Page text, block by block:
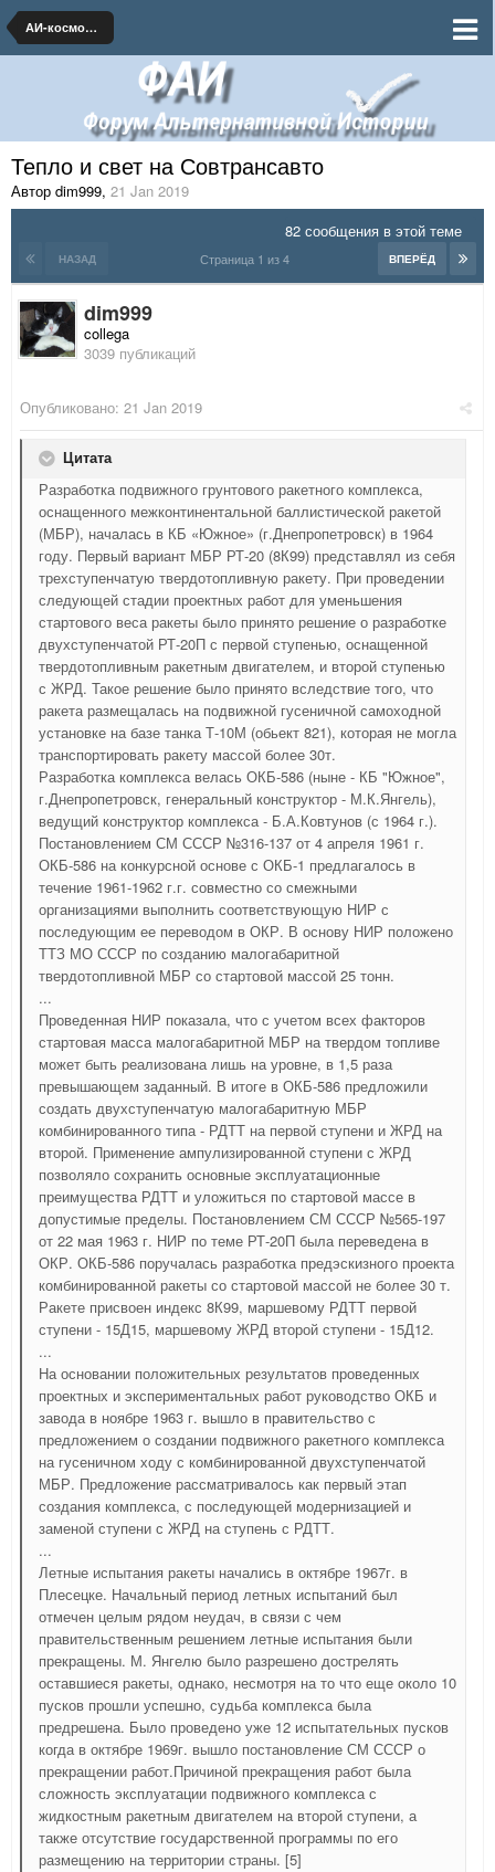
АИ-космонавтика и ракетная техника
Тепло и свет на Совтрансавто
Автор dim999, 21 Jan 2019
82 сообщения в этой теме
НАЗАД ВПЕРЁД
Страница 1 из 4
dim999
collega
3039 публикаций
Опубликовано: 21 Jan 2019
Цитата
Разработка подвижного грунтового ракетного комплекса,
оснащенного межконтинентальной баллистической ракетой
(МБР), началась в КБ «Южное» (г.Днепропетровск) в 1964
году. Первый вариант МБР РТ-20 (8К99) представлял из себя
трехступенчатую твердотопливную ракету. При проведении
следующей стадии проектных работ для уменьшения
стартового веса ракеты было принято решение о разработке
двухступенчатой РТ-20П с первой ступенью, оснащенной
твердотопливным ракетным двигателем, и второй ступенью
с ЖРД. Такое решение было принято вследствие того, что
ракета размещалась на подвижной гусеничной самоходной
установке на базе танка Т-10М (обьект 821), которая не могла
транспортировать ракету массой более 30т.
Разработка комплекса велась ОКБ-586 (ныне - КБ "Южное",
г.Днепропетровск, генеральный конструктор - М.К.Янгель),
ведущий конструктор комплекса - Б.А.Ковтунов (с 1964 г.).
Постановлением СМ СССР №316-137 от 4 апреля 1961 г.
ОКБ-586 на конкурсной основе с ОКБ-1 предлагалось в
течение 1961-1962 г.г. совместно со смежными
организациями выполнить соответствующую НИР с
последующим ее переводом в ОКР. В основу НИР положено
ТТЗ МО СССР по созданию малогабаритной
твердотопливной МБР со стартовой массой 25 тонн.
...
Проведенная НИР показала, что с учетом всех факторов
стартовая масса малогабаритной МБР на твердом топливе
может быть реализована лишь на уровне, в 1,5 раза
превышающем заданный. В итоге в ОКБ-586 предложили
создать двухступенчатую малогабаритную МБР
комбинированного типа - РДТТ на первой ступени и ЖРД на
второй. Применение ампулизированной ступени с ЖРД
позволяло сохранить основные эксплуатационные
преимущества РДТТ и уложиться по стартовой массе в
допустимые пределы. Постановлением СМ СССР №565-197
от 22 мая 1963 г. НИР по теме РТ-20П была переведена в
ОКР. ОКБ-586 поручалась разработка предэскизного проекта
комбинированной ракеты со стартовой массой не более 30 т.
Ракете присвоен индекс 8К99, маршевому РДТТ первой
ступени - 15Д15, маршевому ЖРД второй ступени - 15Д12.
...
На основании положительных результатов проведенных
проектных и экспериментальных работ руководство ОКБ и
завода в ноябре 1963 г. вышло в правительство с
предложением о создании подвижного ракетного комплекса
на гусеничном ходу с комбинированной двухступенчатой
МБР. Предложение рассматривалось как первый этап
создания комплекса, с последующей модернизацией и
заменой ступени с ЖРД на ступень с РДТТ.
...
Летные испытания ракеты начались в октябре 1967г. в
Плесецке. Начальный период летных испытаний был
отмечен целым рядом неудач, в связи с чем
правительственным решением летные испытания были
прекращены. М. Янгелю было разрешено дострелять
оставшиеся ракеты, однако, несмотря на то что еще около 10
пусков прошли успешно, судьба комплекса была
предрешена. Было проведено уже 12 испытательных пусков
когда в октябре 1969г. вышло постановление СМ СССР о
прекращении работ.Причиной прекращения работ была
сложность эксплуатации подвижного комплекса с
жидкостным ракетным двигателем на второй ступени, а
также отсутствие государственной программы по его
размещению на территории страны. [5]